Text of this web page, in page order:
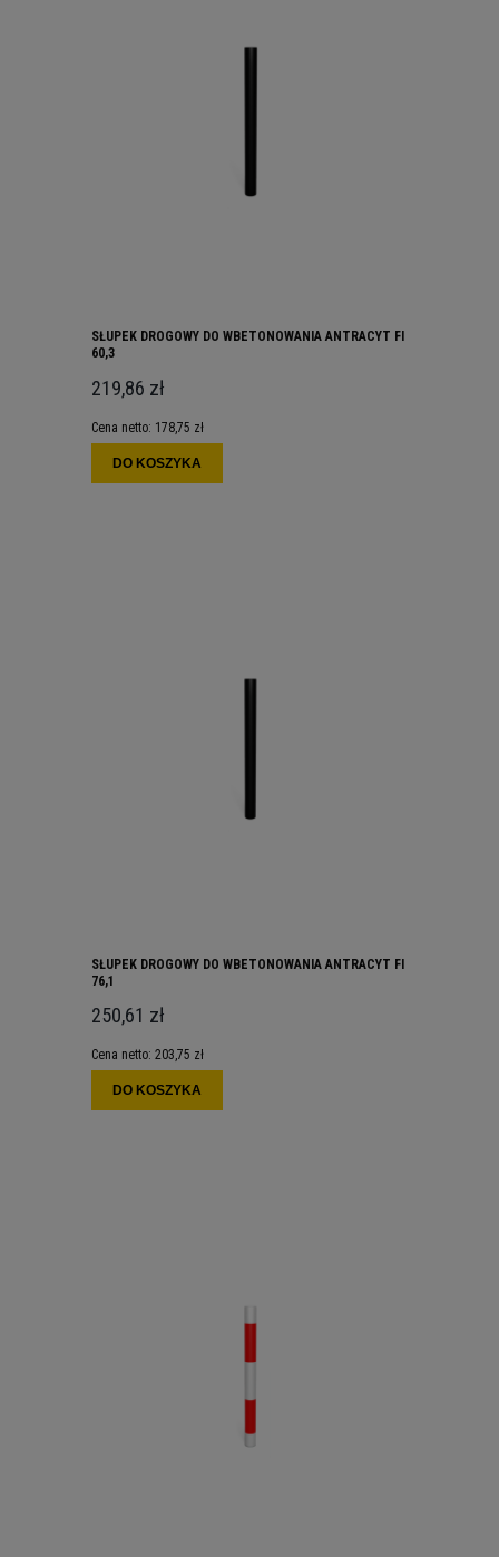
SŁUPEK DROGOWY DO WBETONOWANIA ANTRACYT FI
60,3
219,86 zł
Cena netto: 178,75 zł
DO KOSZYKA
SŁUPEK DROGOWY DO WBETONOWANIA ANTRACYT FI
76,1
250,61 zł
Cena netto: 203,75 zł
DO KOSZYKA